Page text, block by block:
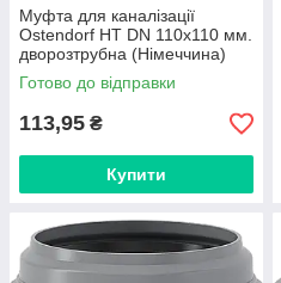
Муфта для каналізації
Ostendorf HT DN 110x110 мм.
дворозтрубна (Німеччина)
Готово до відправки
113,95 ₴
Купити